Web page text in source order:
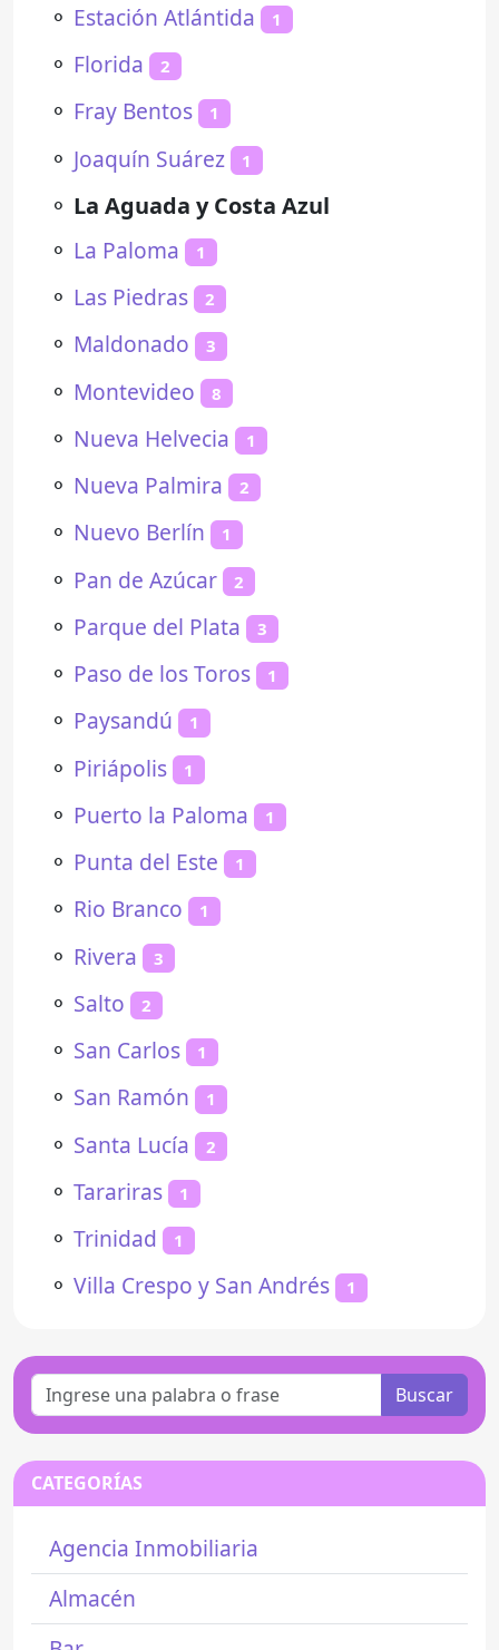
⚬ Estación Atlántida 1
⚬ Florida 2
⚬ Fray Bentos 1
⚬ Joaquín Suárez 1
⚬ La Aguada y Costa Azul
⚬ La Paloma 1
⚬ Las Piedras 2
⚬ Maldonado 3
⚬ Montevideo 8
⚬ Nueva Helvecia 1
⚬ Nueva Palmira 2
⚬ Nuevo Berlín 1
⚬ Pan de Azúcar 2
⚬ Parque del Plata 3
⚬ Paso de los Toros 1
⚬ Paysandú 1
⚬ Piriápolis 1
⚬ Puerto la Paloma 1
⚬ Punta del Este 1
⚬ Rio Branco 1
⚬ Rivera 3
⚬ Salto 2
⚬ San Carlos 1
⚬ San Ramón 1
⚬ Santa Lucía 2
⚬ Tarariras 1
⚬ Trinidad 1
⚬ Villa Crespo y San Andrés 1
Buscar
CATEGORÍAS
Agencia Inmobiliaria
Almacén